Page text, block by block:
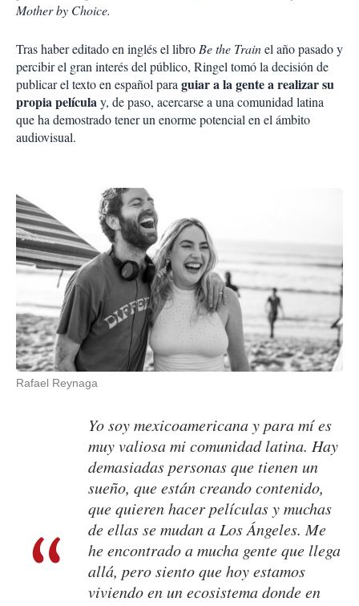
Mother by Choice.
Tras haber editado en inglés el libroBe the Trainel año pasado y
percibir el gran interés del público, Ringel tomó la decisión de
publicar el texto en español paraguiar a la gente a realizar su
propia películay, de paso, acercarse a una comunidad latina
que ha demostrado tener un enorme potencial en el ámbito
audiovisual.
Rafael Reynaga
Yo soy mexicoamericana y para mí es
muy valiosa mi comunidad latina. Hay
demasiadas personas que tienen un
sueño, que están creando contenido,
que quieren hacer películas y muchas
de ellas se mudan a Los Ángeles. Me
he encontrado a mucha gente que llega
allá, pero siento que hoy estamos
viviendo en un ecosistema donde en